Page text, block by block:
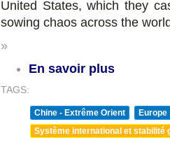
United States, which they
sowing chaos across the
»
En savoir plus
TAGS:
Chine - Extrême Orient
Europe
Système international et stabilité